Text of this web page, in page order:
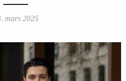
mars 2025